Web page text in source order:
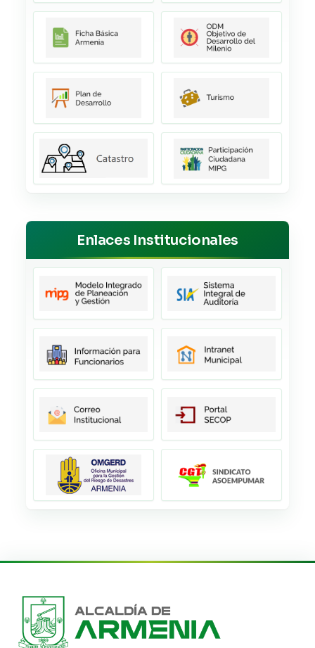
Enlaces Institucionales